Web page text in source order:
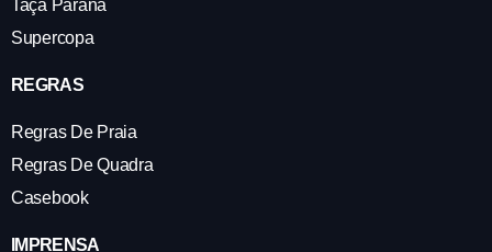
Taça Paraná
Supercopa
REGRAS
Regras De Praia
Regras De Quadra
Casebook
IMPRENSA